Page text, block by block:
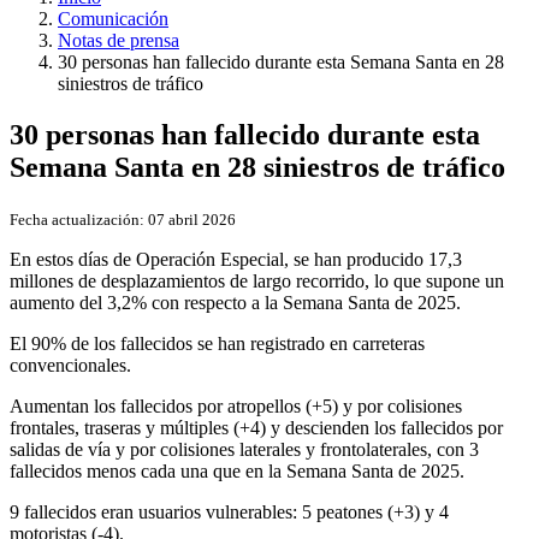
Comunicación
Notas de prensa
30 personas han fallecido durante esta Semana Santa en 28
siniestros de tráfico
30 personas han fallecido durante esta
Semana Santa en 28 siniestros de tráfico
Fecha actualización: 07 abril 2026
En estos días de Operación Especial, se han producido 17,3
millones de desplazamientos de largo recorrido, lo que supone un
aumento del 3,2% con respecto a la Semana Santa de 2025.
El 90% de los fallecidos se han registrado en carreteras
convencionales.
Aumentan los fallecidos por atropellos (+5) y por colisiones
frontales, traseras y múltiples (+4) y descienden los fallecidos por
salidas de vía y por colisiones laterales y frontolaterales, con 3
fallecidos menos cada una que en la Semana Santa de 2025.
9 fallecidos eran usuarios vulnerables: 5 peatones (+3) y 4
motoristas (-4).